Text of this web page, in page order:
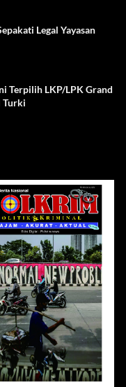
Legal Yayasan
Terpilih LKP/LPK Grand
Turki